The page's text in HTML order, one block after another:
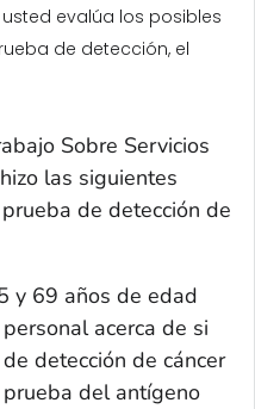
evalúa los posibles
de detección, el
Sobre Servicios
las siguientes
de detección de
y 69 años de edad
acerca de si
detección de cáncer
del antígeno